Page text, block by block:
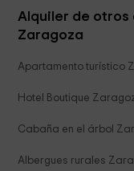
Alquiler de otros
Zaragoza
Apartamento turístico
Hotel Boutique
Cabaña en el árbol
Albergues rurales